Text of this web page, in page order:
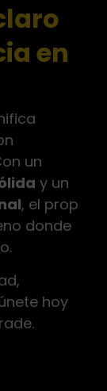
en
un
y un
, el prop
donde
hoy